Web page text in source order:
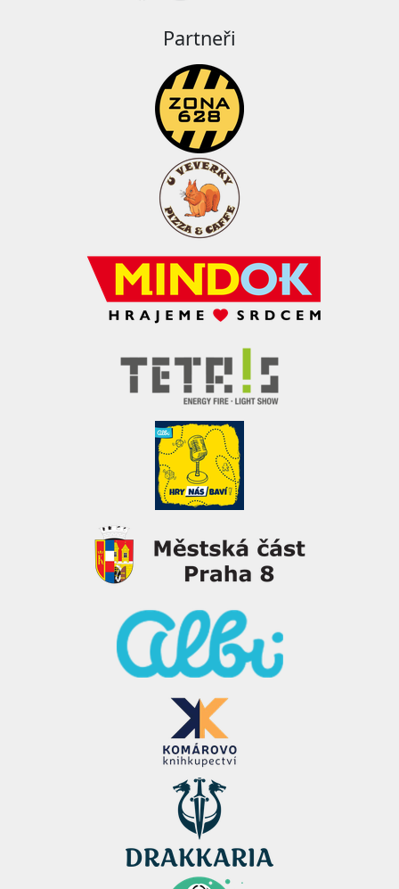
Partneři